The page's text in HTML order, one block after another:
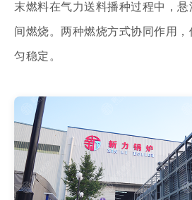
末燃料在气力送料播种过程中，
间燃烧。两种燃烧方式协同作用
匀稳定。